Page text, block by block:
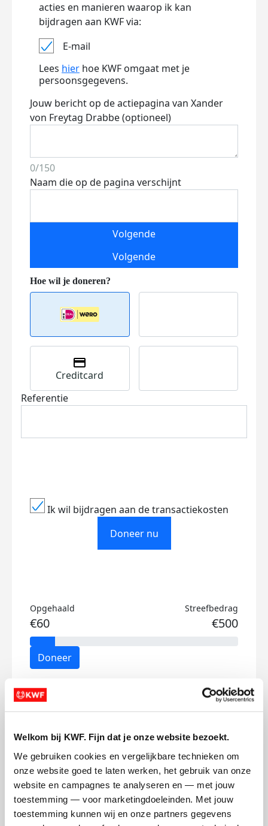
Welkom bij KWF. Fijn dat je onze website bezoekt.
We gebruiken cookies en vergelijkbare technieken om
onze website goed te laten werken, het gebruik van onze
website en campagnes te analyseren en — met jouw
toestemming — voor marketingdoeleinden. Met jouw
toestemming kunnen wij en onze partners gegevens
acties en manieren waarop ik kan
bijdragen aan KWF via:
E-mail
Lees hier hoe KWF omgaat met je
persoonsgegevens.
Jouw bericht op de actiepagina van Xander
von Freytag Drabbe (optioneel)
0/150
Naam die op de pagina verschijnt
Volgende
Volgende
Creditcard
Referentie
Ik wil bijdragen aan de transactiekosten
Doneer nu
Opgehaald
€60
Streefbedrag
€500
Doneer